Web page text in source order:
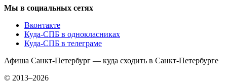
Мы в социальных сетях
Вконтакте
Куда-СПБ в однокласниках
Куда-СПБ в телеграме
Афиша Санкт-Петербург — куда сходить в Санкт-Петербурге
© 2013–2026